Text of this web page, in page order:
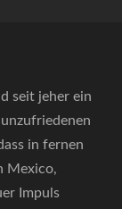
seit jeher ein
in fernen
Mexico,
Impuls